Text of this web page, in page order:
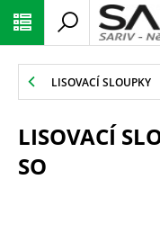
LISOVACÍ SLOUPKY
LISOVACÍ
SO